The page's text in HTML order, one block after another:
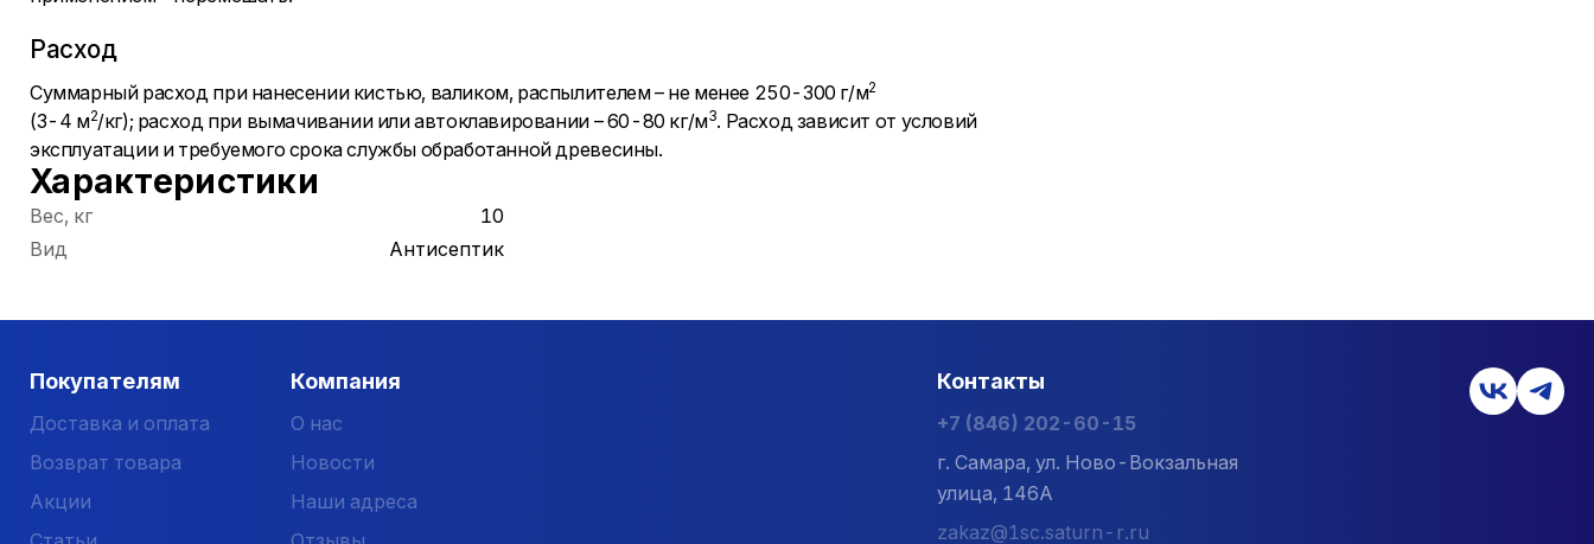
Расход
Суммарный расход при нанесении кистью, валиком, распылителем – не менее 250-300 г/м2
(3-4 м2/кг); расход при вымачивании или автоклавировании – 60-80 кг/м3. Расход зависит от условий
эксплуатации и требуемого срока службы обработанной древесины.
Характеристики
Вес, кг
10
Вид
Антисептик
Покупателям
Доставка и оплата
Возврат товара
Акции
Компания
О нас
Новости
Наши адреса
Контакты
+7 (846) 202-60-15
г. Самара, ул. Ново-Вокзальная
улица, 146А
zakaz@1sc.saturn-r.ru